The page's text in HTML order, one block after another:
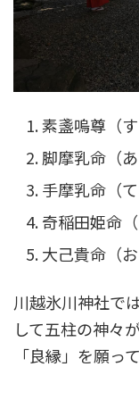
素盞嗚尊（
脚摩乳命（
手摩乳命（
奇稲田姫命
大己貴命（
川越氷川神社で
して五柱の神々
「良縁」を願っ